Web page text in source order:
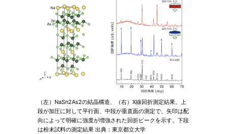
（左）NaSn2As2の結晶構造、（右）X線回折測定結果。上
段が加圧に対して平行面、中段が垂直面の測定で、矢印は配
向によって明確に強度が増強された回折ピークを示す。下段
は粉末試料の測定結果 出典：東京都立大学